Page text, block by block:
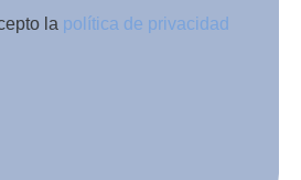
la política de privacidad